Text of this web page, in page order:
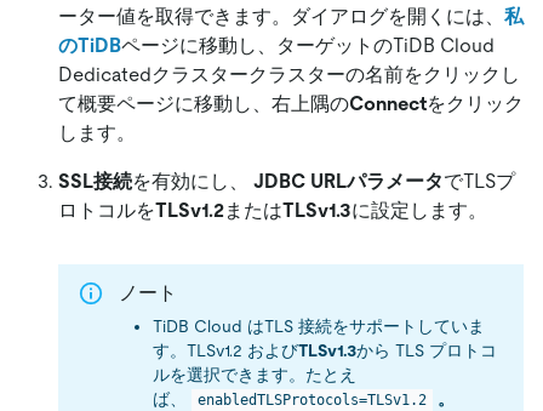
ーター値を取得できます。ダイアログを開くには、 私
のTiDBページに移動し、ターゲットのTiDB Cloud
Dedicatedクラスタークラスターの名前をクリックし
て概要ページに移動し、右上隅のConnectをクリック
します。
SSL接続を有効にし、 JDBC URLパラメータでTLSプ
ロトコルをTLSv1.2またはTLSv1.3に設定します。
ノート
TiDB Cloud はTLS 接続をサポートしていま
す。TLSv1.2 およびTLSv1.3から TLS プロトコ
ルを選択できます。たとえ
ば、
enabledTLSProtocols=TLSv1.2
。